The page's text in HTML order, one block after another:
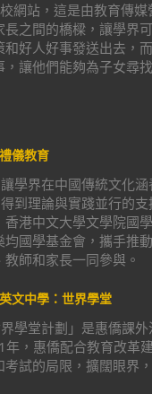
網站，這是由教育傳
長之間的橋樑，讓學界
和好人好事發送出去，
讓他們能夠為子女尋
儀教育
學界在中國傳統文化
得到理論與實踐並行的
香港中文大學文學院國
均國學基金會，攜手推
師和家長一同參與。
文中學：世界學堂
界學堂計劃」是惠僑課
年，惠僑配合教育改革
考試的局限，擴闊眼界